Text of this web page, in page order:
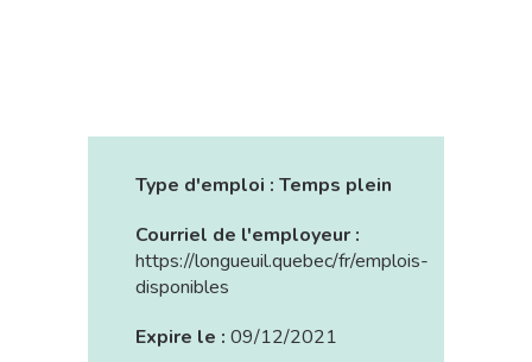
Type d'emploi : Temps plein
Courriel de l'employeur :
https://longueuil.quebec/fr/emplois-
disponibles
Expire le : 09/12/2021